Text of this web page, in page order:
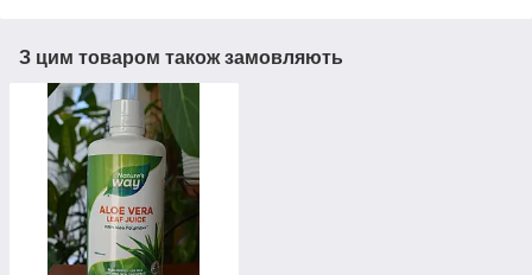
З цим товаром також замовляють